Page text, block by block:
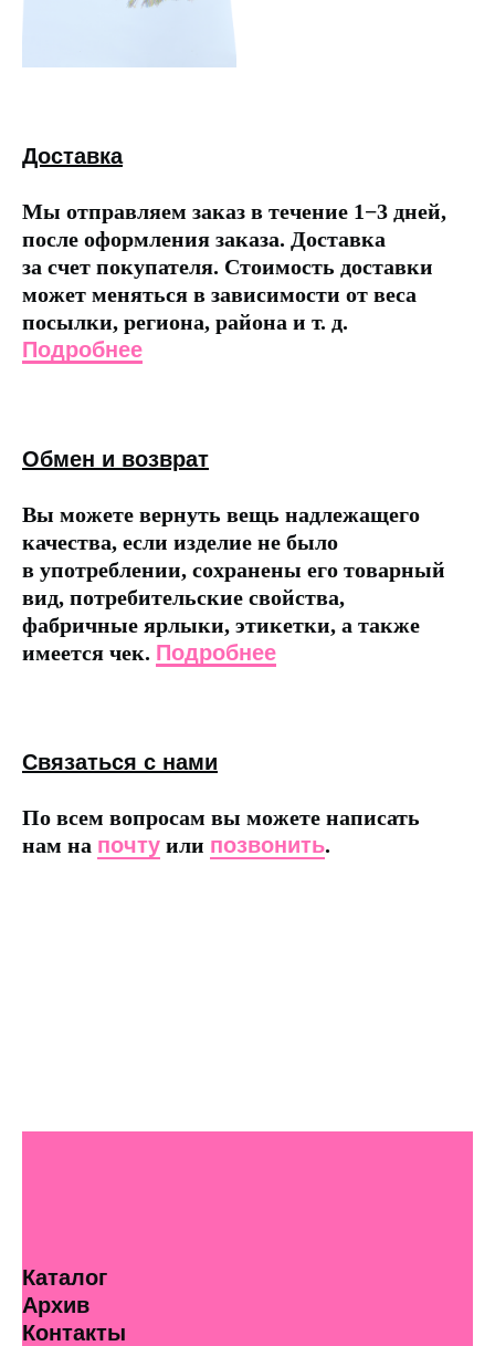
Доставка
Мы отправляем заказ в течение 1−3 дней,
после оформления заказа. Доставка
за счет покупателя. Стоимость доставки
может меняться в зависимости от веса
посылки, региона, района и т. д.
Подробнее
Обмен и возврат
Вы можете вернуть вещь надлежащего
качества, если изделие не было
в употреблении, сохранены его товарный
вид, потребительские свойства,
фабричные ярлыки, этикетки, а также
имеется чек. Подробнее
Связаться с нами
По всем вопросам вы можете написать
нам на почту или позвонить.
Каталог
Архив
Контакты